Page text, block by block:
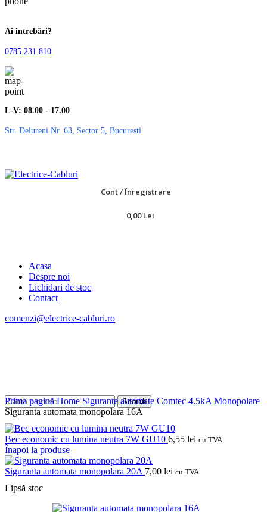
Ai întrebări?
0785.231.810
L-V: 08.00 - 17.00
Str. Delureni Nr. 63, Sector 5, Bucuresti
Cont / Înregistrare
0,00Lei
Acasa
Despre noi
Lichidari de stoc
Contact
comenzi@electrice-cabluri.ro
Search
Prima paginăHome Sigurante automate Comtec 4.5kA Monopolare
Siguranta automata monopolara 16A
Bec economic cu lumina neutra 7W GU10 6,55 lei cu TVA
Înapoi la produse
Siguranta automata monopolara 20A 7,00 lei cu TVA
Lipsă stoc